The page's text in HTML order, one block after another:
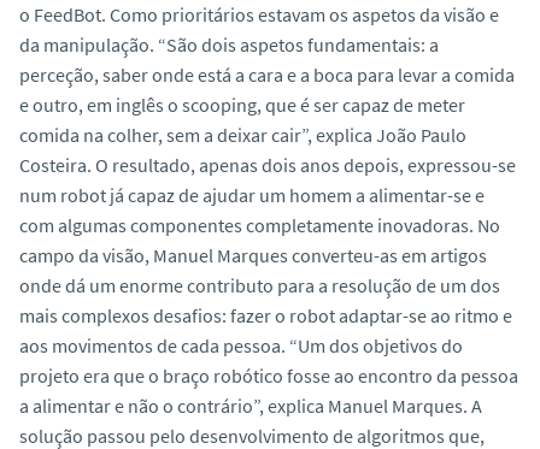
o FeedBot. Como prioritários estavam os aspetos da visão e
da manipulação. “São dois aspetos fundamentais: a
perceção, saber onde está a cara e a boca para levar a comida
e outro, em inglês o scooping, que é ser capaz de meter
comida na colher, sem a deixar cair”, explica João Paulo
Costeira. O resultado, apenas dois anos depois, expressou-se
num robot já capaz de ajudar um homem a alimentar-se e
com algumas componentes completamente inovadoras. No
campo da visão, Manuel Marques converteu-as em artigos
onde dá um enorme contributo para a resolução de um dos
mais complexos desafios: fazer o robot adaptar-se ao ritmo e
aos movimentos de cada pessoa. “Um dos objetivos do
projeto era que o braço robótico fosse ao encontro da pessoa
a alimentar e não o contrário”, explica Manuel Marques. A
solução passou pelo desenvolvimento de algoritmos que,